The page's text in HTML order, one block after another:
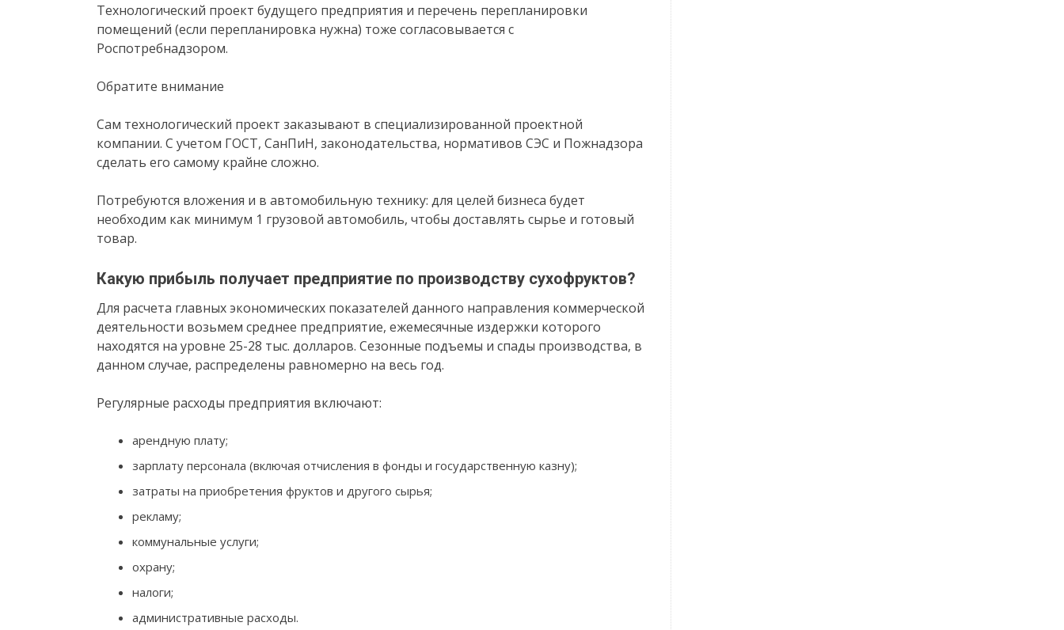
Технологический проект будущего предприятия и перечень перепланировки
помещений (если перепланировка нужна) тоже согласовывается с
Роспотребнадзором.
Обратите внимание
Сам технологический проект заказывают в специализированной проектной
компании. С учетом ГОСТ, СанПиН, законодательства, нормативов СЭС и Пожнадзора
сделать его самому крайне сложно.
Потребуются вложения и в автомобильную технику: для целей бизнеса будет
необходим как минимум 1 грузовой автомобиль, чтобы доставлять сырье и готовый
товар.
Какую прибыль получает предприятие по производству сухофруктов?
Для расчета главных экономических показателей данного направления коммерческой
деятельности возьмем среднее предприятие, ежемесячные издержки которого
находятся на уровне 25-28 тыс. долларов. Сезонные подъемы и спады производства, в
данном случае, распределены равномерно на весь год.
Регулярные расходы предприятия включают:
арендную плату;
зарплату персонала (включая отчисления в фонды и государственную казну);
затраты на приобретения фруктов и другого сырья;
рекламу;
коммунальные услуги;
охрану;
налоги;
административные расходы.